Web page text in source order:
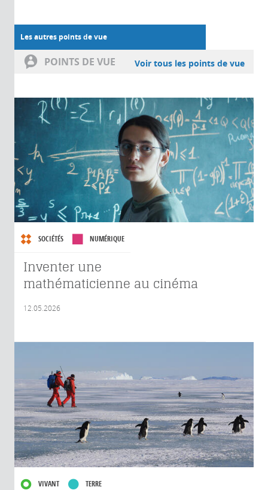
Les autres points de vue
POINTS DE VUE Voir tous les points de vue
SOCIÉTÉS NUMÉRIQUE
Inventer une
mathématicienne au cinéma
12.05.2026
VIVANT TERRE